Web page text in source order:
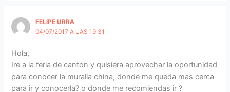
FELIPE URRA
04/07/2017 A LAS 19:31
Hola,
Ire a la feria de canton y quisiera aprovechar la oportunidad
para conocer la muralla china, donde me queda mas cerca
para ir y conocerla? o donde me recomiendas ir ?